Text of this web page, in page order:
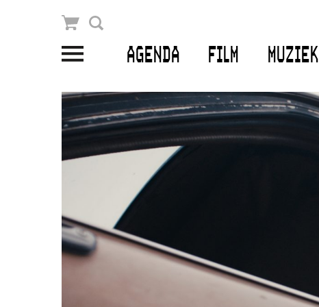
AGENDA FILM MUZIEK
Winkelmandje
PLAN JE BEZOEK
Openingstijden & contact
Bereikbaarheid
Kaartverkoop
EDUCATIE
Schoolvoorstellingen
Filmprogramma’s Primair Onderwijs